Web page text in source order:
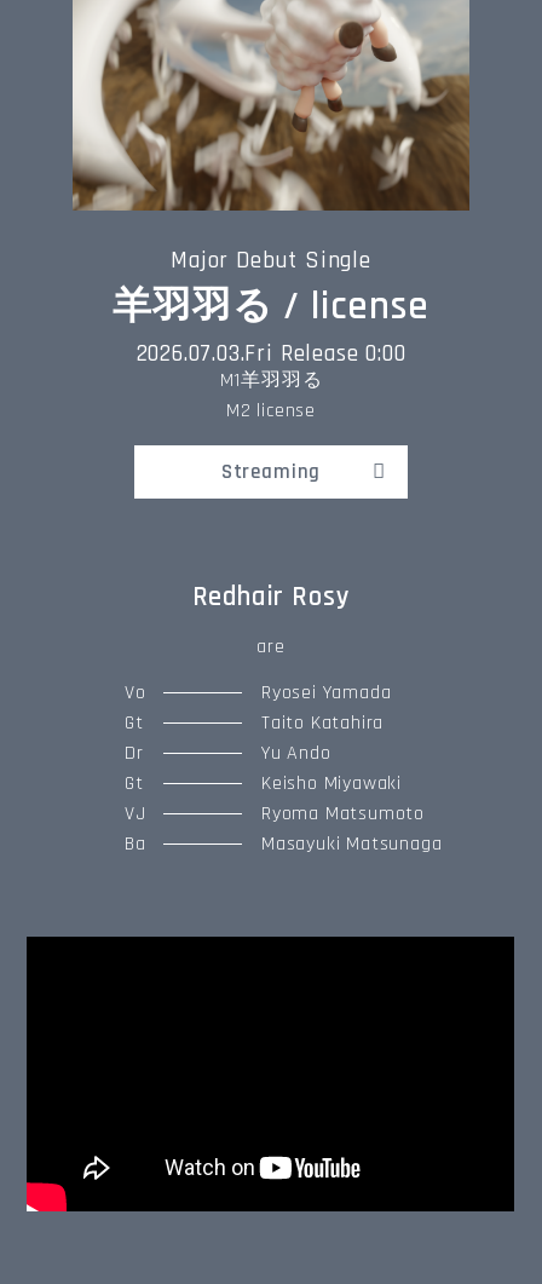
Major Debut Single
羊羽羽る / license
2026.07.03.Fri Release 0:00
M1羊羽羽る
M2 license
Streaming
Redhair Rosy
are
Vo
Ryosei Yamada
Gt
Taito Katahira
Dr
Yu Ando
Gt
Keisho Miyawaki
VJ
Ryoma Matsumoto
Ba
Masayuki Matsunaga